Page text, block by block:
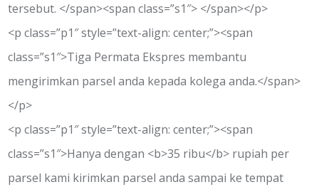
tersebut. </span><span class=”s1″> </span></p>
<p class=”p1″ style=”text-align: center;”><span
class=”s1″>Tiga Permata Ekspres membantu
mengirimkan parsel anda kepada kolega anda.</span>
</p>
<p class=”p1″ style=”text-align: center;”><span
class=”s1″>Hanya dengan <b>35 ribu</b> rupiah per
parsel kami kirimkan parsel anda sampai ke tempat